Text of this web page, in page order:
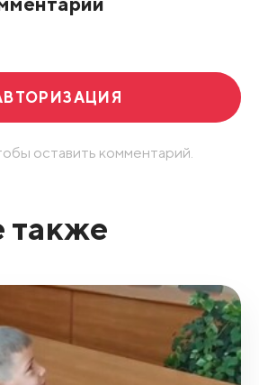
оставить комментарий.
также